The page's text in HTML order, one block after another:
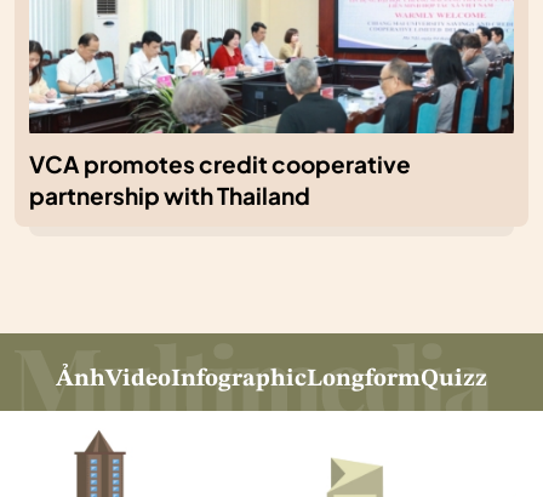
VCA promotes credit cooperative
partnership with Thailand
ẢnhVideoInfographicLongformQuizz